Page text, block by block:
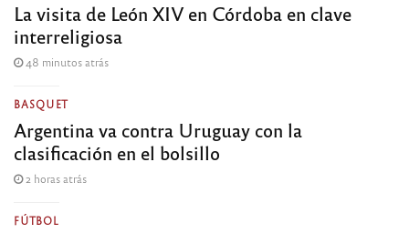
La visita de León XIV en Córdoba en clave
interreligiosa
48 minutos atrás
BASQUET
Argentina va contra Uruguay con la
clasificación en el bolsillo
2 horas atrás
FÚTBOL